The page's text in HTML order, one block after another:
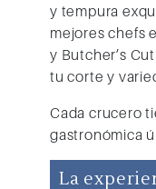
y tempura
mejores chefs
y Butcher’s
tu corte y
Cada crucero
gastronómica
La